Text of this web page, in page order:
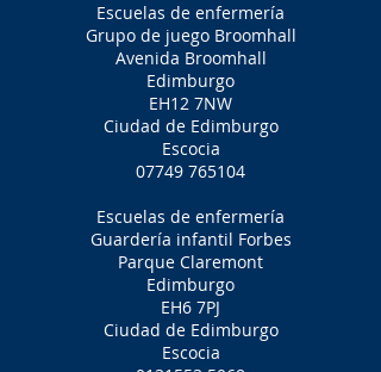
Escuelas de enfermería
Grupo de juego Broomhall
Avenida Broomhall
Edimburgo
EH12 7NW
Ciudad de Edimburgo
Escocia
07749 765104
Escuelas de enfermería
Guardería infantil Forbes
Parque Claremont
Edimburgo
EH6 7PJ
Ciudad de Edimburgo
Escocia